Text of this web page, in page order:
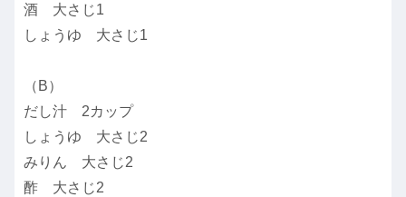
酒 大さじ1
しょうゆ 大さじ1
（B）
だし汁 2カップ
しょうゆ 大さじ2
みりん 大さじ2
酢 大さじ2